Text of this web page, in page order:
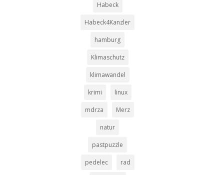
Habeck
Habeck4Kanzler
hamburg
Klimaschutz
klimawandel
krimi linux
mdrza Merz
natur
pastpuzzle
pedelec rad